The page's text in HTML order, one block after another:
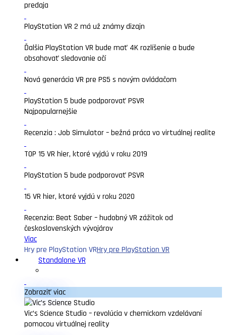
predaja
PlayStation VR 2 má už známy dizajn
Ďalšia PlayStation VR bude mať 4K rozlíšenie a bude
obsahovať sledovanie očí
Nová generácia VR pre PS5 s novým ovládačom
PlayStation 5 bude podporovať PSVR
Najpopularnejšie
Recenzia : Job Simulator – bežná práca vo virtuálnej realite
TOP 15 VR hier, ktoré vyjdú v roku 2019
PlayStation 5 bude podporovať PSVR
15 VR hier, ktoré vyjdú v roku 2020
Recenzia: Beat Saber – hudobný VR zážitok od
československých vývojárov
Viac
Hry pre PlayStation VRHry pre PlayStation VR
Standalone VR
Zobraziť viac
Vic’s Science Studio – revolúcia v chemickom vzdelávaní
pomocou virtuálnej reality